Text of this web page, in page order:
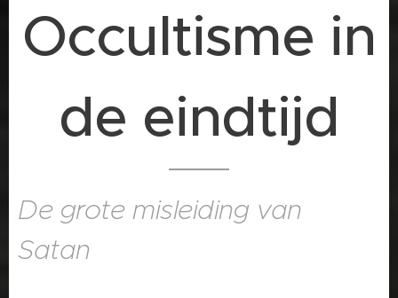
Occultisme in
de eindtijd
De grote misleiding van
Satan